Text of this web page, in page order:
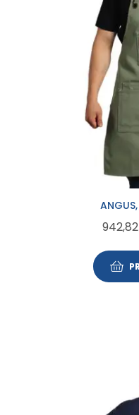
942,82